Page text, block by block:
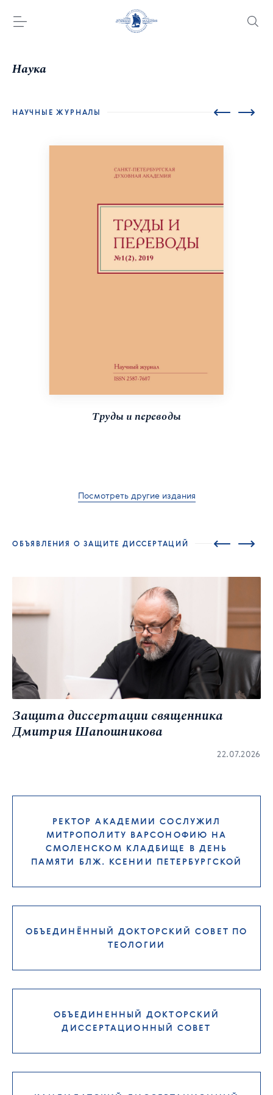
Наука
НАУЧНЫЕ ЖУРНАЛЫ
Труды и переводы
Посмотреть другие издания
ОБЪЯВЛЕНИЯ О ЗАЩИТЕ ДИССЕРТАЦИЙ
Защита диссертации священника
Дмитрия Шапошникова
22.07.2026
РЕКТОР АКАДЕМИИ СОСЛУЖИЛ
МИТРОПОЛИТУ ВАРСОНОФИЮ НА
СМОЛЕНСКОМ КЛАДБИЩЕ В ДЕНЬ
ПАМЯТИ БЛЖ. КСЕНИИ ПЕТЕРБУРГСКОЙ
ОБЪЕДИНЁННЫЙ ДОКТОРСКИЙ СОВЕТ ПО
ТЕОЛОГИИ
ОБЪЕДИНЕННЫЙ ДОКТОРСКИЙ
ДИССЕРТАЦИОННЫЙ СОВЕТ